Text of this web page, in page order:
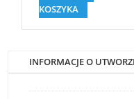
KOSZYKA
INFORMACJE O